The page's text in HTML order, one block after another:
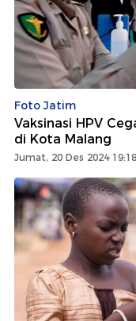
Foto Jatim
Vaksinasi HPV
di Kota Malang
Jumat, 20 Des 2024